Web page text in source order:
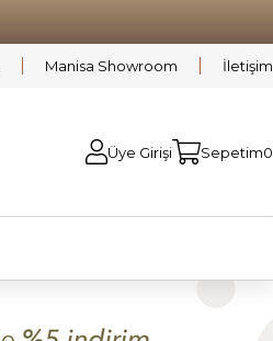
Manisa Showroom İletişim
Üye Girişi Sepetim0